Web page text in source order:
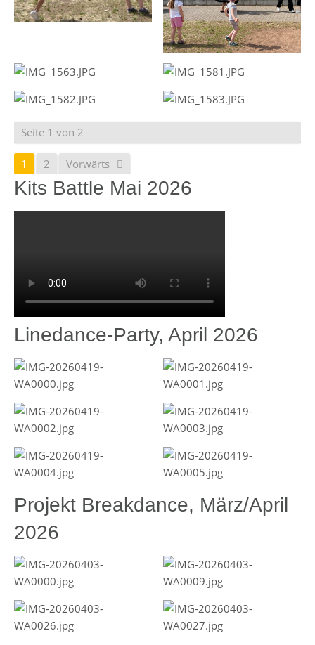
Seite 1 von 2
1 2 Vorwärts
Kits Battle Mai 2026
Linedance-Party, April 2026
Projekt Breakdance, März/April
2026